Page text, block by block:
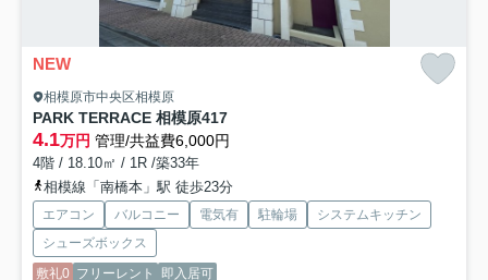
NEW
相模原市中央区相模原
PARK TERRACE 相模原417
4.1万円 管理/共益費6,000円
4階 / 18.10㎡ / 1R /築33年
相模線「南橋本」駅 徒歩23分
エアコン バルコニー 電気有 駐輪場
システムキッチン
シューズボックス
敷礼0 フリーレント 即入居可